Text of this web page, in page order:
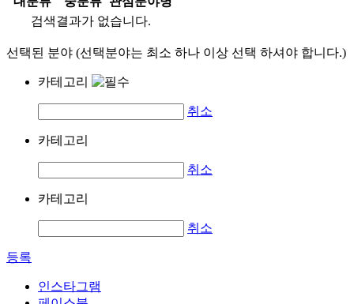
검색결과가 없습니다.
선택된 분야 (선택분야는 최소 하나 이상 선택 하셔야 합니다.)
카테고리
취소
카테고리
취소
카테고리
취소
등록
인스타그램